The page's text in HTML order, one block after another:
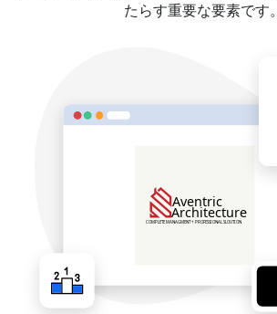
たらす重要な要素です。